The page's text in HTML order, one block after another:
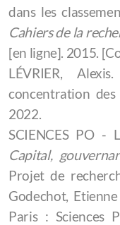
dans les
Cahiers de la
[en ligne]. 2015.
LÉVRIER,
concentration des
2022.
SCIENCES PO -
Capital,
Projet de
Godechot,
Paris : Sciences